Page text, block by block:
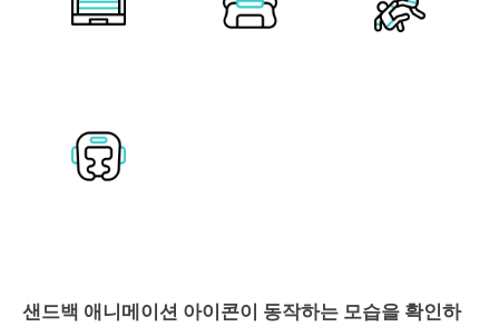
샌드백 애니메이션 아이콘이 동작하는 모습을 확인하